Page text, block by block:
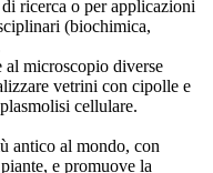
ricerca o per applicazioni
(biochimica,
al microscopio diverse
vetrini con cipolle e
cellulare.
antico al mondo, con
e promuove la